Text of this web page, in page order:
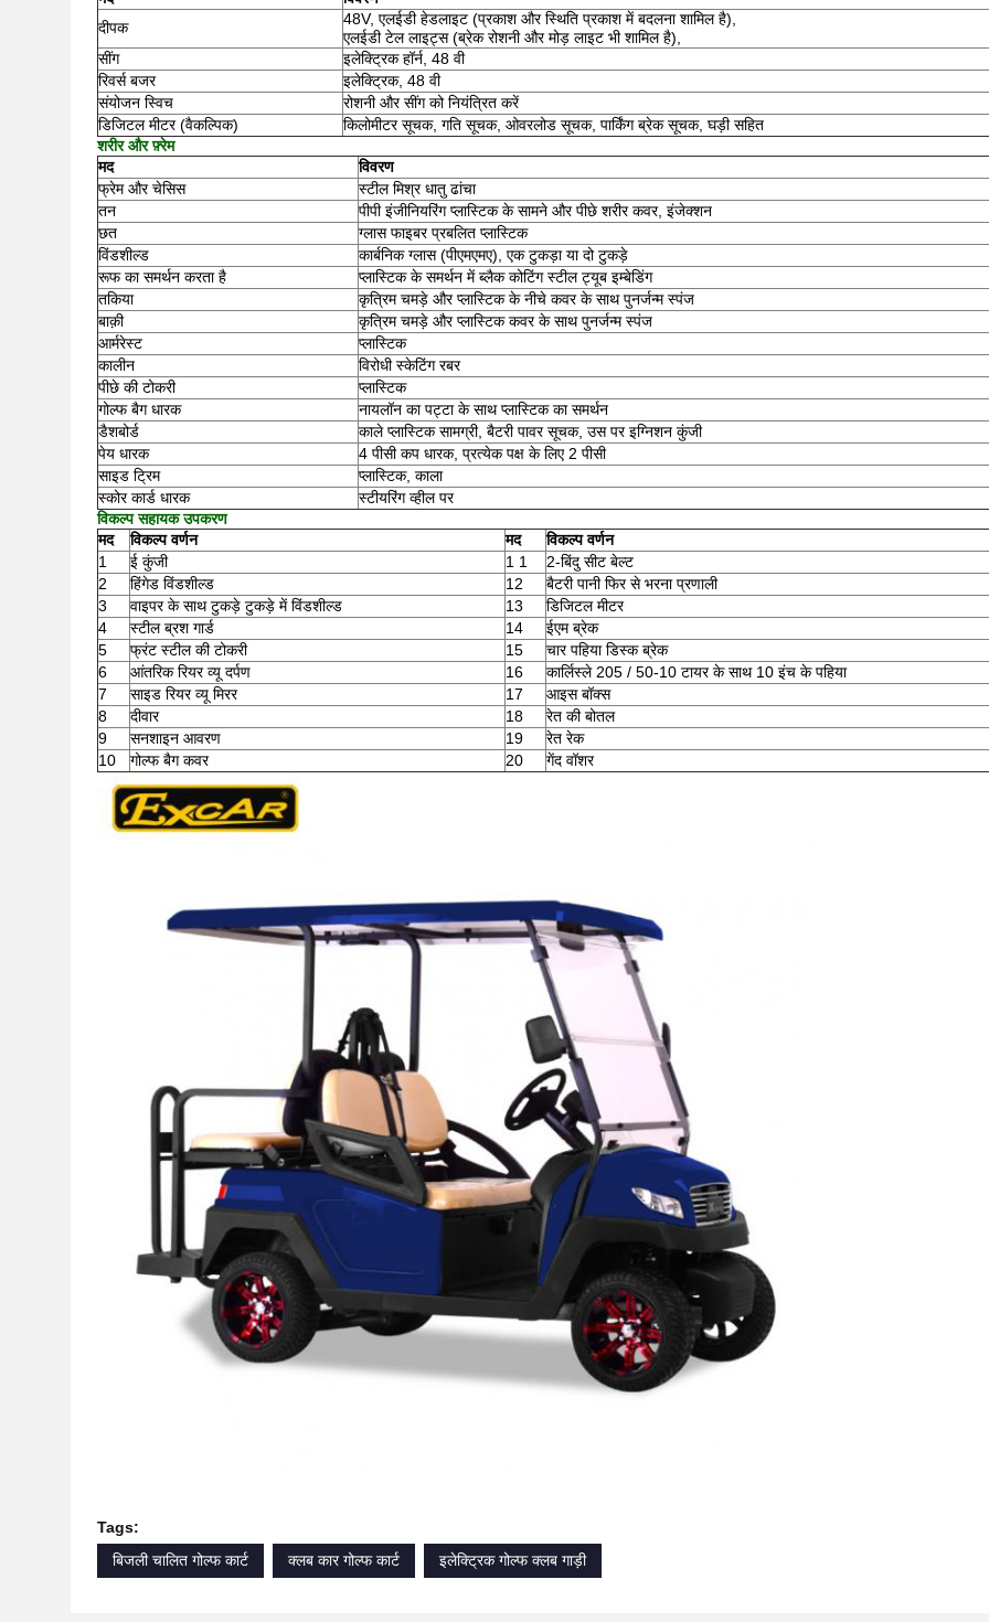
दीपक
48V, एलईडी हेडलाइट (प्रकाश और स्थिति प्रकाश में बदलना शामिल है),
एलईडी टेल लाइट्स (ब्रेक रोशनी और मोड़ लाइट भी शामिल है),
सींग
इलेक्ट्रिक हॉर्न, 48 वी
रिवर्स बजर
इलेक्ट्रिक, 48 वी
संयोजन स्विच
रोशनी और सींग को नियंत्रित करें
डिजिटल मीटर (वैकल्पिक)
किलोमीटर सूचक, गति सूचक, ओवरलोड सूचक, पार्किंग ब्रेक सूचक, घड़ी सहित
शरीर और फ़्रेम
मद
विवरण
फ्रेम और चेसिस
स्टील मिश्र धातु ढांचा
तन
पीपी इंजीनियरिंग प्लास्टिक के सामने और पीछे शरीर कवर, इंजेक्शन
छत
ग्लास फाइबर प्रबलित प्लास्टिक
विंडशील्ड
कार्बनिक ग्लास (पीएमएमए), एक टुकड़ा या दो टुकड़े
रूफ का समर्थन करता है
प्लास्टिक के समर्थन में ब्लैक कोटिंग स्टील ट्यूब इम्बेडिंग
तकिया
कृत्रिम चमड़े और प्लास्टिक के नीचे कवर के साथ पुनर्जन्म स्पंज
बाक़ी
कृत्रिम चमड़े और प्लास्टिक कवर के साथ पुनर्जन्म स्पंज
आर्मरेस्ट
प्लास्टिक
कालीन
विरोधी स्केटिंग रबर
पीछे की टोकरी
प्लास्टिक
गोल्फ बैग धारक
नायलॉन का पट्टा के साथ प्लास्टिक का समर्थन
डैशबोर्ड
काले प्लास्टिक सामग्री, बैटरी पावर सूचक, उस पर इग्निशन कुंजी
पेय धारक
4 पीसी कप धारक, प्रत्येक पक्ष के लिए 2 पीसी
साइड ट्रिम
प्लास्टिक, काला
स्कोर कार्ड धारक
स्टीयरिंग व्हील पर
विकल्प सहायक उपकरण
मद
विकल्प वर्णन मद
विकल्प वर्णन
1
ई कुंजी 1 1
2-बिंदु सीट बेल्ट
2
हिंगेड विंडशील्ड 12
बैटरी पानी फिर से भरना प्रणाली
3
वाइपर के साथ टुकड़े टुकड़े में विंडशील्ड 13
डिजिटल मीटर
4
स्टील ब्रश गार्ड 14
ईएम ब्रेक
5
फ्रंट स्टील की टोकरी 15
चार पहिया डिस्क ब्रेक
6
आंतरिक रियर व्यू दर्पण 16
कार्लिस्ले 205 / 50-10 टायर के साथ 10 इंच के पहिया
7
साइड रियर व्यू मिरर 17
आइस बॉक्स
8
दीवार 18
रेत की बोतल
9
सनशाइन आवरण 19
रेत रेक
10
गोल्फ बैग कवर 20 गेंद वॉशर
Tags:
बिजली चालित गोल्फ कार्ट
क्लब कार गोल्फ कार्ट इलेक्ट्रिक गोल्फ क्लब गाड़ी